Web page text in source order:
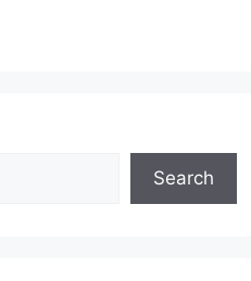
Search